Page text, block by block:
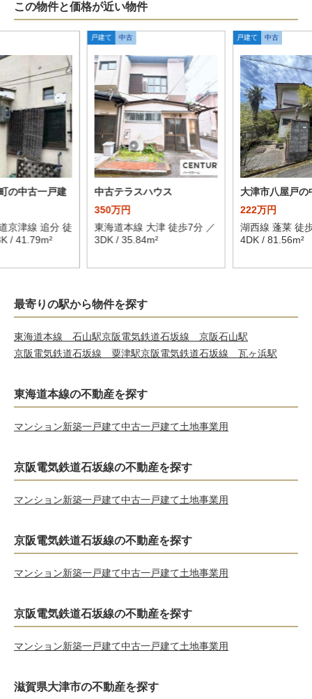
この物件と価格が近い物件
の中古一戸建
京津線 追分 徒
/ 41.79m²
戸建て 中古
中古テラスハウス
350万円
東海道本線 大津 徒歩7分 ／
3DK / 35.84m²
戸建て 中古
大津市八屋戸の
222万円
湖西線 蓬莱 徒
4DK / 81.56m²
最寄りの駅から物件を探す
東海道本線 石山駅京阪電気鉄道石坂線 京阪石山駅
京阪電気鉄道石坂線 粟津駅京阪電気鉄道石坂線 瓦ヶ浜駅
東海道本線の不動産を探す
マンション新築一戸建て中古一戸建て土地事業用
京阪電気鉄道石坂線の不動産を探す
マンション新築一戸建て中古一戸建て土地事業用
京阪電気鉄道石坂線の不動産を探す
マンション新築一戸建て中古一戸建て土地事業用
京阪電気鉄道石坂線の不動産を探す
マンション新築一戸建て中古一戸建て土地事業用
滋賀県大津市の不動産を探す